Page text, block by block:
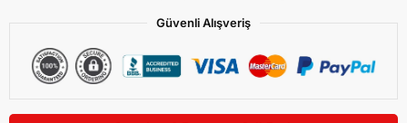
Güvenli Alışveriş